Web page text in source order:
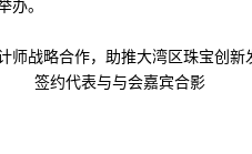
办。
签约代表与与会嘉宾合影